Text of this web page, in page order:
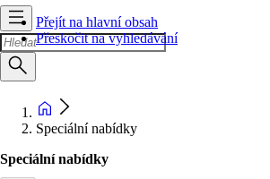
Přejít na hlavní obsah
Přeskočit na vyhledávání
Speciální nabídky
Speciální nabídky